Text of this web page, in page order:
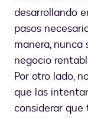
desarrollando
pasos
manera, nunca
negocio
Por otro lado,
que las
considerar